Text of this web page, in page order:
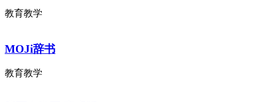
教育教学
MOJi辞书
教育教学